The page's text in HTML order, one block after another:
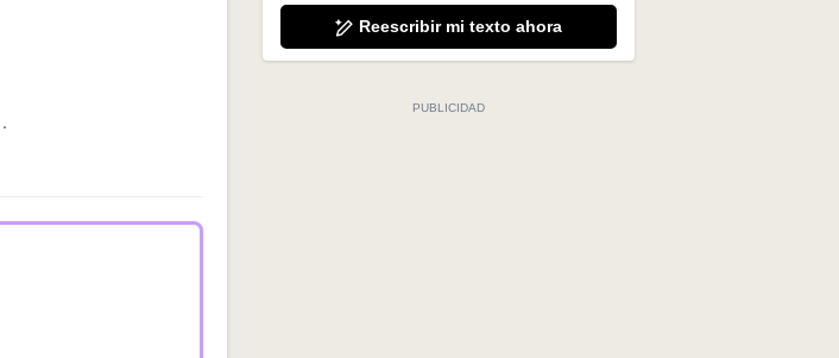
.
Reescribir mi texto ahora